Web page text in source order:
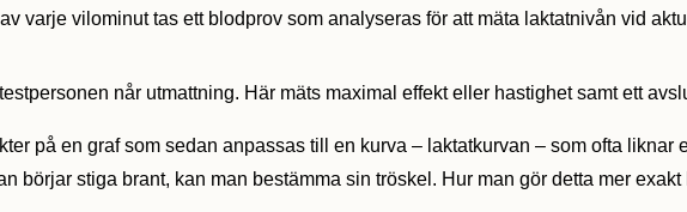
varje vilominut tas ett blodprov som analyseras för att mäta laktatnivån vid
når utmattning. Här mäts maximal effekt eller hastighet samt ett
på en graf som sedan anpassas till en kurva – laktatkurvan – som ofta
börjar stiga brant, kan man bestämma sin tröskel. Hur man gör detta mer